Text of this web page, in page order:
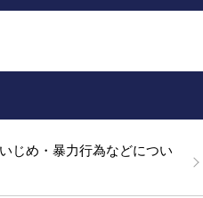
じめ・暴力行為などについ